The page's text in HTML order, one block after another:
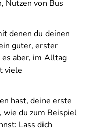
Nutzen von Bus
denen du deinen
guter, erster
es aber, im Alltag
viele
hast, deine erste
wie du zum Beispiel
Lass dich